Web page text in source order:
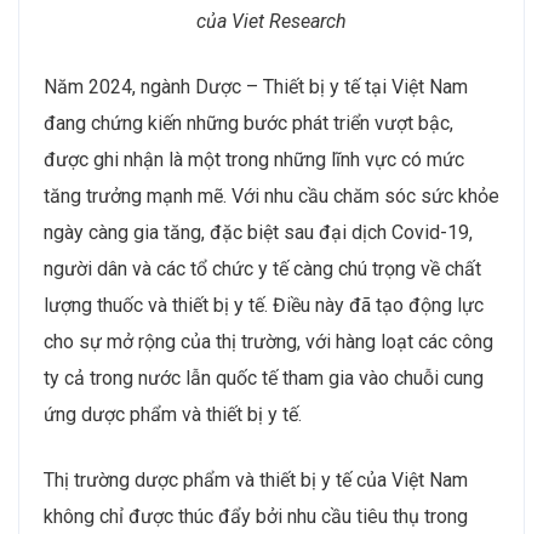
của Viet Research
Năm 2024, ngành Dược – Thiết bị y tế tại Việt Nam
đang chứng kiến những bước phát triển vượt bậc,
được ghi nhận là một trong những lĩnh vực có mức
tăng trưởng mạnh mẽ. Với nhu cầu chăm sóc sức khỏe
ngày càng gia tăng, đặc biệt sau đại dịch Covid-19,
người dân và các tổ chức y tế càng chú trọng về chất
lượng thuốc và thiết bị y tế. Điều này đã tạo động lực
cho sự mở rộng của thị trường, với hàng loạt các công
ty cả trong nước lẫn quốc tế tham gia vào chuỗi cung
ứng dược phẩm và thiết bị y tế.
Thị trường dược phẩm và thiết bị y tế của Việt Nam
không chỉ được thúc đẩy bởi nhu cầu tiêu thụ trong